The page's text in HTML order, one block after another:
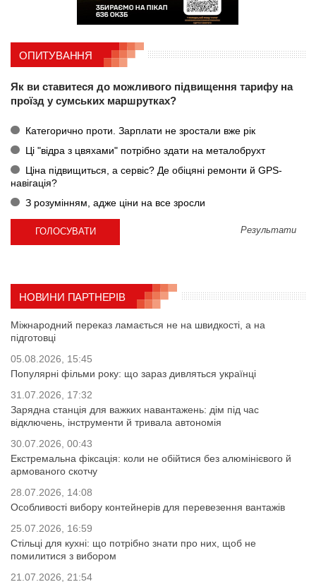
ОПИТУВАННЯ
Як ви ставитеся до можливого підвищення тарифу на
проїзд у сумських маршрутках?
Категорично проти. Зарплати не зростали вже рік
Ці "відра з цвяхами" потрібно здати на металобрухт
Ціна підвищиться, а сервіс? Де обіцяні ремонти й GPS-
навігація?
З розумінням, адже ціни на все зросли
Результати
НОВИНИ ПАРТНЕРІВ
Міжнародний переказ ламається не на швидкості, а на
підготовці
05.08.2026, 15:45
Популярні фільми року: що зараз дивляться українці
31.07.2026, 17:32
Зарядна станція для важких навантажень: дім під час
відключень, інструменти й тривала автономія
30.07.2026, 00:43
Екстремальна фіксація: коли не обійтися без алюмінієвого й
армованого скотчу
28.07.2026, 14:08
Особливості вибору контейнерів для перевезення вантажів
25.07.2026, 16:59
Стільці для кухні: що потрібно знати про них, щоб не
помилитися з вибором
21.07.2026, 21:54